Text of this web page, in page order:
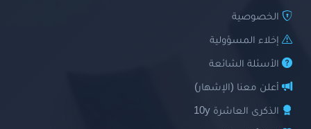
الخصوصية
إخلاء المسؤولية
الأسئلة الشائعة
أعلن معنا (الإشهار)
الذكرى العاشرة 10y